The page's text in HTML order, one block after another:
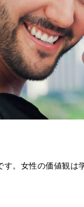
す。女性の価値観